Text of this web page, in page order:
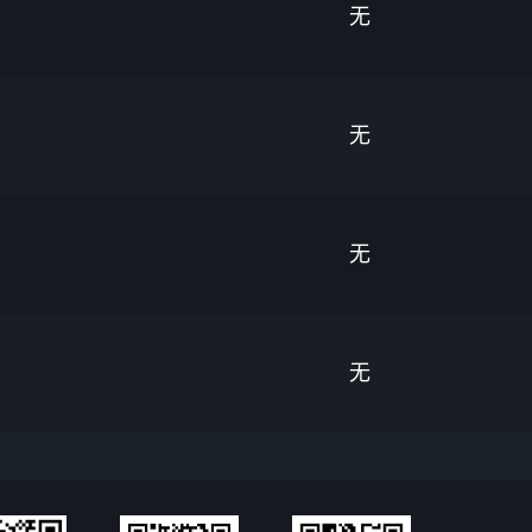
无
无
无
无